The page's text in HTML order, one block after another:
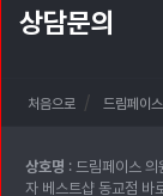
상담문의
처음으로 드림페이스
상호명 : 드림페이스 의
자 베스트샵 동교점 바